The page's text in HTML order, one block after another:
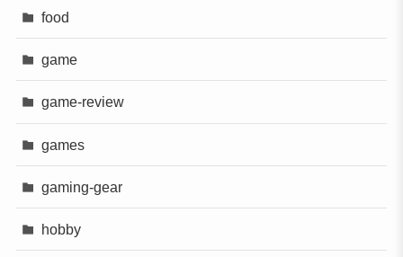
food
game
game-review
games
gaming-gear
hobby